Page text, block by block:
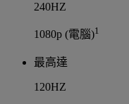
240HZ
1080p (電腦)1
最高達
120HZ